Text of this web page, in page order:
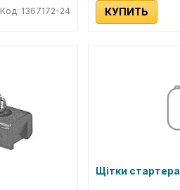
Код: 1367172-24 КУПИТЬ
Щітки стартера